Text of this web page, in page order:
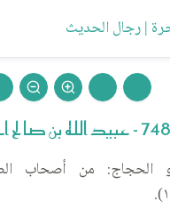
| رجال الحديث
بن صالح الخثعمي
الحجاج: من أصحاب